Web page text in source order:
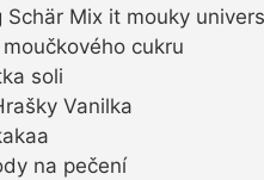
Schär Mix it mouky
moučkového cukru
soli
Vanilka
na pečení